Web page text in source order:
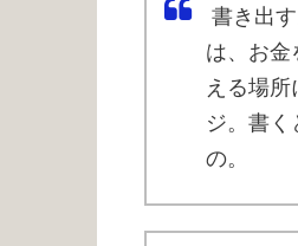
書き出
は、お金
える場所
ジ。 書く
の。